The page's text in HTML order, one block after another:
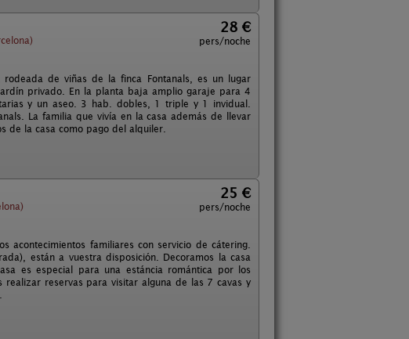
28 €
pers/noche
de viñas de la finca Fontanals, es un lugar
privado. En la planta baja amplio garaje para 4
y un aseo. 3 hab. dobles, 1 triple y 1 invidual.
La familia que vivía en la casa además de llevar
de la casa como pago del alquiler.
25 €
pers/noche
acontecimientos familiares con servicio de cátering.
están a vuestra disposición. Decoramos la casa
es especial para una estáncia romántica por los
realizar reservas para visitar alguna de las 7 cavas y